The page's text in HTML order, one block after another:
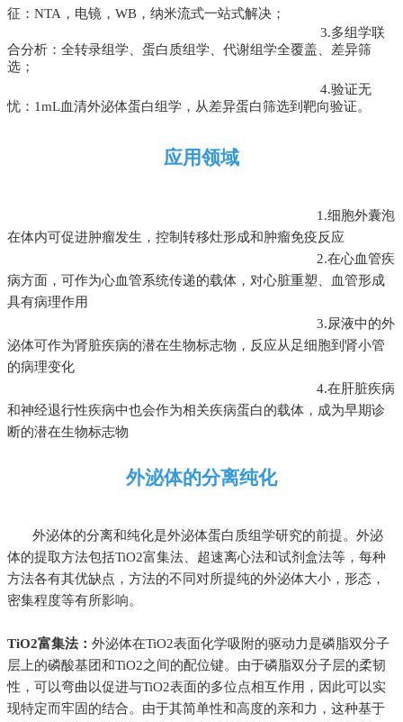
征：NTA，电镜，WB，纳米流式一站式解决；
3.多组学联
合分析：全转录组学、蛋白质组学、代谢组学全覆盖、差异筛
选；
4.验证无
忧：1mL血清外泌体蛋白组学， 从差异蛋白筛选到靶向验证。
应用领域
1.细胞外囊泡
在体内可促进肿瘤发生，控制转移灶形成和肿瘤免疫反应
2.在心血管疾
病方面，可作为心血管系统传递的载体，对心脏重塑、血管形成
具有病理作用
3.尿液中的外
泌体可作为肾脏疾病的潜在生物标志物，反应从足细胞到肾小管
的病理变化
4.在肝脏疾病
和神经退行性疾病中也会作为相关疾病蛋白的载体，成为早期诊
断的潜在生物标志物
外泌体的分离纯化
外泌体的分离和纯化是外泌体蛋白质组学研究的前提。外泌
体的提取方法包括TiO2富集法、超速离心法和试剂盒法等，每种
方法各有其优缺点，方法的不同对所提纯的外泌体大小，形态，
密集程度等有所影响。
TiO2富集法： 外泌体在TiO2表面化学吸附的驱动力是磷脂双分子
层上的磷酸基团和TiO2之间的配位键。由于磷脂双分子层的柔韧
性，可以弯曲以促进与TiO2表面的多位点相互作用，因此可以实
现特定而牢固的结合。由于其简单性和高度的亲和力，这种基于